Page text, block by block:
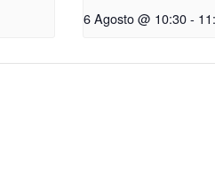
6 Agosto @ 10:30 -